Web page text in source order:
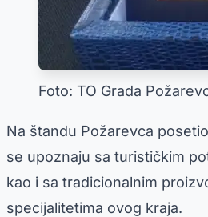
Foto: TO Grada
Na štandu Požarevca
se upoznaju sa turističkim
kao i sa tradicionalnim
specijalitetima ovog kraja.